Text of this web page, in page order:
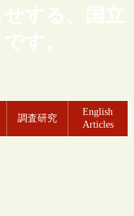
する、国立
す。
調査研究
English
Articles